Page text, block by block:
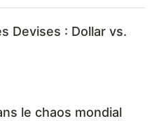
Devises : Dollar vs.
le chaos mondial